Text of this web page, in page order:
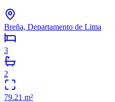
Breña, Departamento de Lima
3
2
79.21 m²